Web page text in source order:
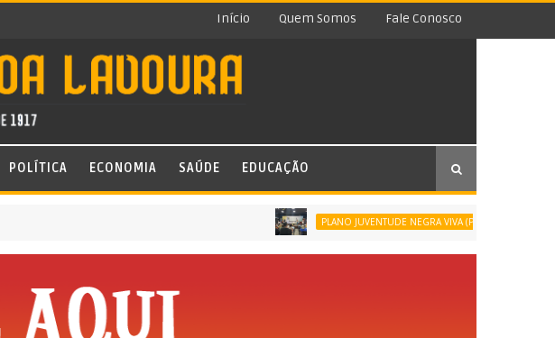
Início Quem Somos Fale Conosco
POLÍTICA ECONOMIA SAÚDE EDUCAÇÃO
PLANO JUVENTUDE NEGRA VIVA (PJNV) SÃO JOÃO DE